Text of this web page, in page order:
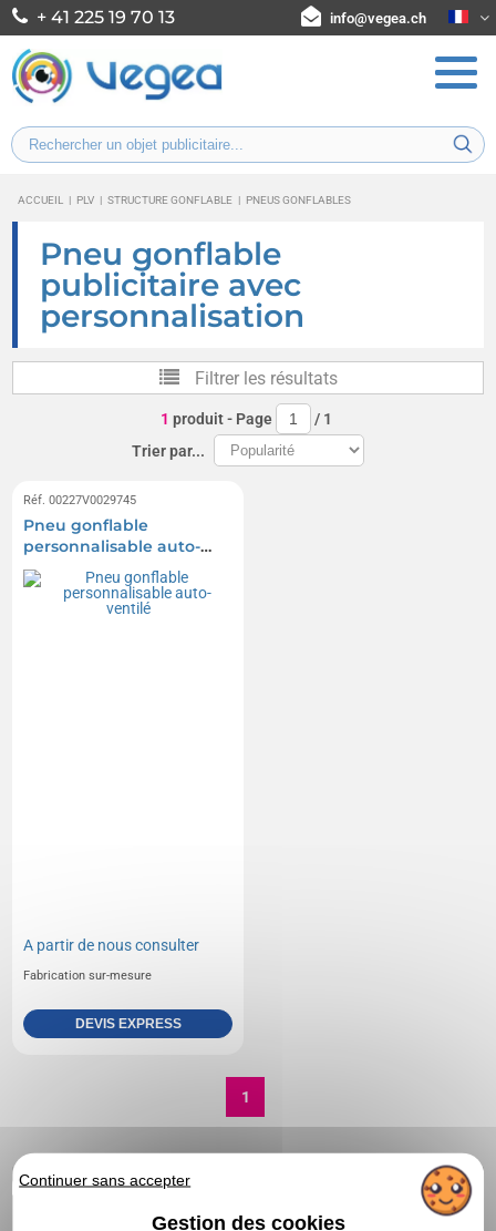
+ 41 225 19 70 13 info@vegea.ch
ACCUEIL | PLV | STRUCTURE GONFLABLE | PNEUS GONFLABLES
Pneu gonflable
publicitaire avec
personnalisation
Filtrer les résultats
1 produit- Page / 1
Trier par...
Réf. 00227V0029745
Pneu gonflable
personnalisable auto-
ventilé
A partir de nous consulter
Fabrication sur-mesure
DEVIS EXPRESS
1
Continuer sans accepter
Gestion des cookies